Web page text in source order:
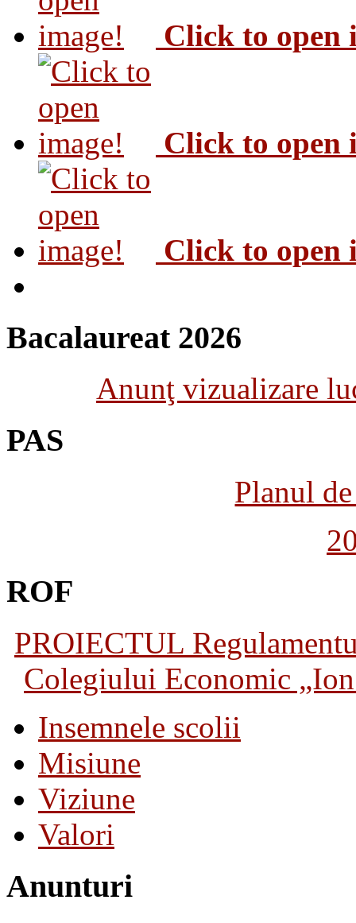
Click to open
Click to open
Click to open
Bacalaureat 2026
Anunţ vizualizare
PAS
Planul
ROF
PROIECTUL
Colegiului Economic
Insemnele scolii
Misiune
Viziune
Valori
Anunturi